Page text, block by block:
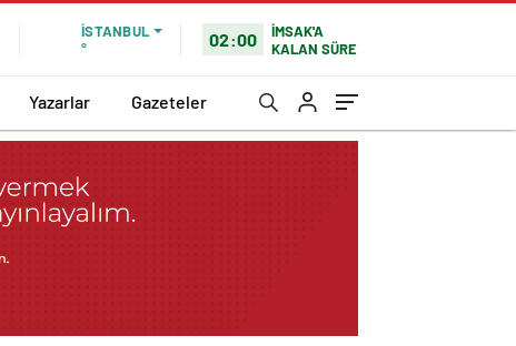
İSTANBUL
°
02:00
İMSAK'A
KALAN SÜRE
Yazarlar Gazeteler